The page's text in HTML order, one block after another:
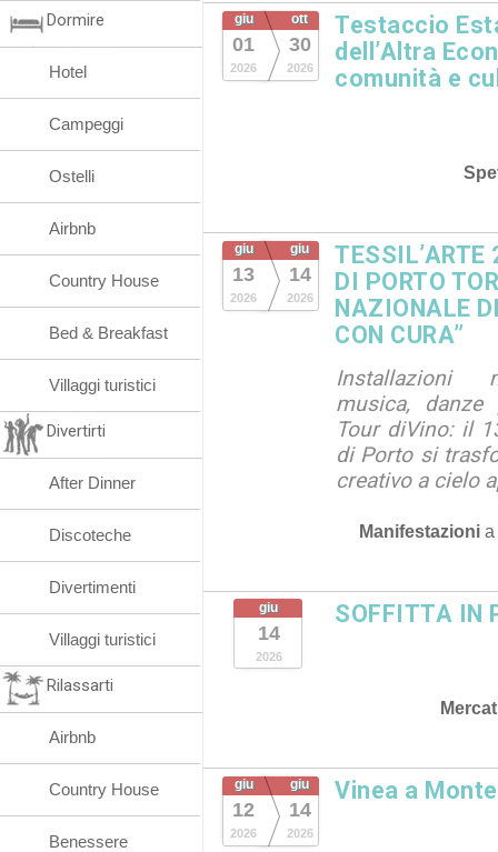
giu
01
2026
ott
30
2026
Testaccio
dell’Altra
comunità e
giu
13
2026
giu
14
2026
DI PORTO
NAZIONALE
CON CURA”
Installazioni
musica,
Tour diVino: il
di Porto si
creativo a cielo
Manifestazioni a
giu
14
2026
SOFFITTA IN
giu
12
2026
giu
14
2026
Vinea a
Dormire
Hotel
Campeggi
Ostelli
Airbnb
Country House
Bed & Breakfast
Villaggi turistici
Divertirti
After Dinner
Discoteche
Divertimenti
Villaggi turistici
Rilassarti
Airbnb
Country House
Benessere